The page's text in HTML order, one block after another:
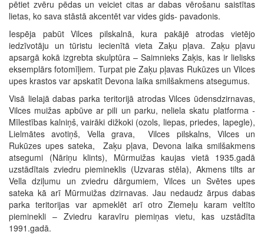
pētiet zvēru pēdas un veiciet citas ar dabas vērošanu saistītas
lietas, ko sava stāstā akcentēt var vides gids- pavadonis.
Iespēja pabūt Vilces pilskalnā, kura pakājē atrodas vietējo
iedzīvotāju un tūristu iecienītā vieta Zaķu pļava. Zaķu pļavu
apsargā kokā izgrebta skulptūra – Saimnieks Zaķis, kas ir lielisks
eksemplārs fotomīļiem. Turpat pie Zaķu pļavas Rukūzes un Vilces
upes krastos var apskatīt Devona laika smilšakmens atsegumus.
Visā lielajā dabas parka teritorijā atrodas Vilces ūdensdzirnavas,
Vilces muižas apbūve ar pili un parku, neliela skatu platforma -
Mīlestības kalniņš, vairāki dižkoki (ozols, liepas, priedes, lapegle),
Lielmātes avotiņš, Vella grava, Vilces pilskalns, Vilces un
Rukūzes upes sateka, Zaķu pļava, Devona laika smilšakmens
atsegumi (Nāriņu klints), Mūrmuižas kaujas vietā 1935.gadā
uzstādītais zviedru piemineklis (Uzvaras stēla), Akmens tilts ar
Vella dziļumu un zviedru dārgumiem, Vilces un Svētes upes
sateka kā arī Mūrmuižas dzirnavas. Jau nedaudz ārpus dabas
parka teritorijas var apmeklēt arī otro Ziemeļu karam veltīto
pieminekli – Zviedru karavīru piemiņas vietu, kas uzstādīta
1991.gadā.